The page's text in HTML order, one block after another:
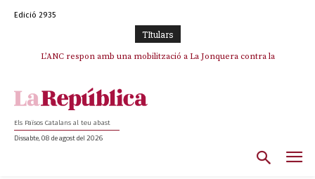
Edició 2935
TItulars
L’ANC respon amb una mobilització a La Jonquera contra la
Els Països Catalans al teu abast
Dissabte, 08 de agost del 2026